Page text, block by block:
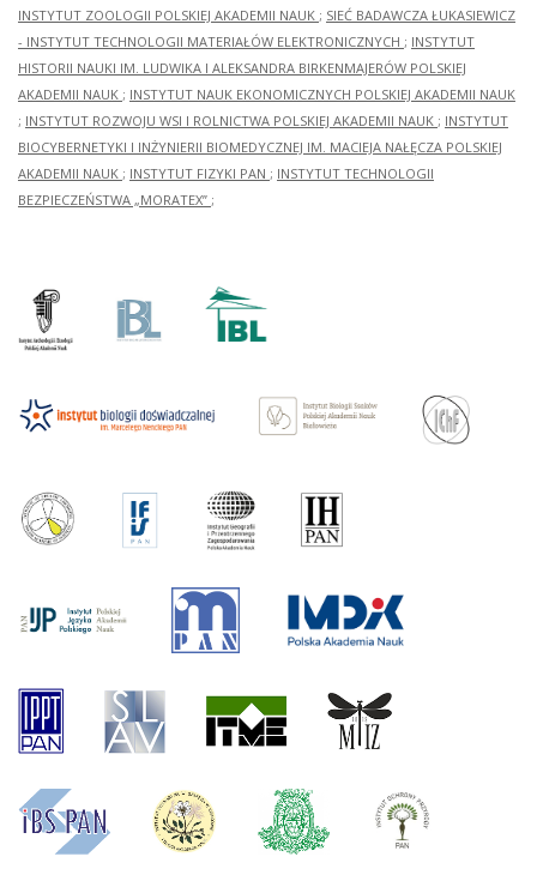
INSTYTUT ZOOLOGII POLSKIEJ AKADEMII NAUK ; SIEĆ BADAWCZA ŁUKASIEWICZ
- INSTYTUT TECHNOLOGII MATERIAŁÓW ELEKTRONICZNYCH ; INSTYTUT
HISTORII NAUKI IM. LUDWIKA I ALEKSANDRA BIRKENMAJERÓW POLSKIEJ
AKADEMII NAUK ; INSTYTUT NAUK EKONOMICZNYCH POLSKIEJ AKADEMII NAUK
; INSTYTUT ROZWOJU WSI I ROLNICTWA POLSKIEJ AKADEMII NAUK ; INSTYTUT
BIOCYBERNETYKI I INŻYNIERII BIOMEDYCZNEJ IM. MACIEJA NAŁĘCZA POLSKIEJ
AKADEMII NAUK ; INSTYTUT FIZYKI PAN ; INSTYTUT TECHNOLOGII
BEZPIECZEŃSTWA „MORATEX” ;